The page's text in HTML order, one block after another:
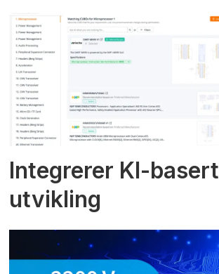
Integrerer KI-basert
utvikling